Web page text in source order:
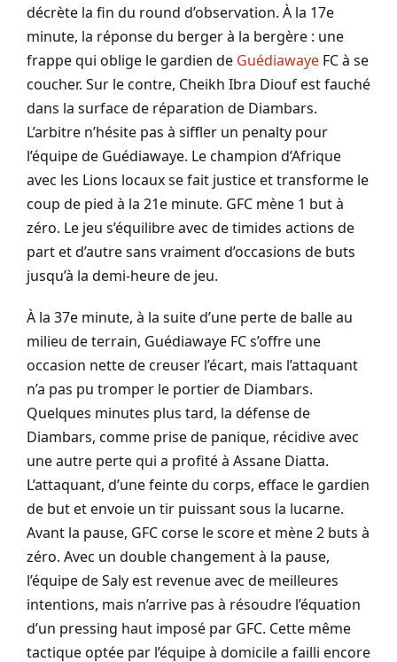
décrète la fin du round d’observation. À la 17e
minute, la réponse du berger à la bergère : une
frappe qui oblige le gardien de Guédiawaye FC à se
coucher. Sur le contre, Cheikh Ibra Diouf est fauché
dans la surface de réparation de Diambars.
L’arbitre n’hésite pas à siffler un penalty pour
l’équipe de Guédiawaye. Le champion d’Afrique
avec les Lions locaux se fait justice et transforme le
coup de pied à la 21e minute. GFC mène 1 but à
zéro. Le jeu s’équilibre avec de timides actions de
part et d’autre sans vraiment d’occasions de buts
jusqu’à la demi-heure de jeu.
À la 37e minute, à la suite d’une perte de balle au
milieu de terrain, Guédiawaye FC s’offre une
occasion nette de creuser l’écart, mais l’attaquant
n’a pas pu tromper le portier de Diambars.
Quelques minutes plus tard, la défense de
Diambars, comme prise de panique, récidive avec
une autre perte qui a profité à Assane Diatta.
L’attaquant, d’une feinte du corps, efface le gardien
de but et envoie un tir puissant sous la lucarne.
Avant la pause, GFC corse le score et mène 2 buts à
zéro. Avec un double changement à la pause,
l’équipe de Saly est revenue avec de meilleures
intentions, mais n’arrive pas à résoudre l’équation
d’un pressing haut imposé par GFC. Cette même
tactique optée par l’équipe à domicile a failli encore